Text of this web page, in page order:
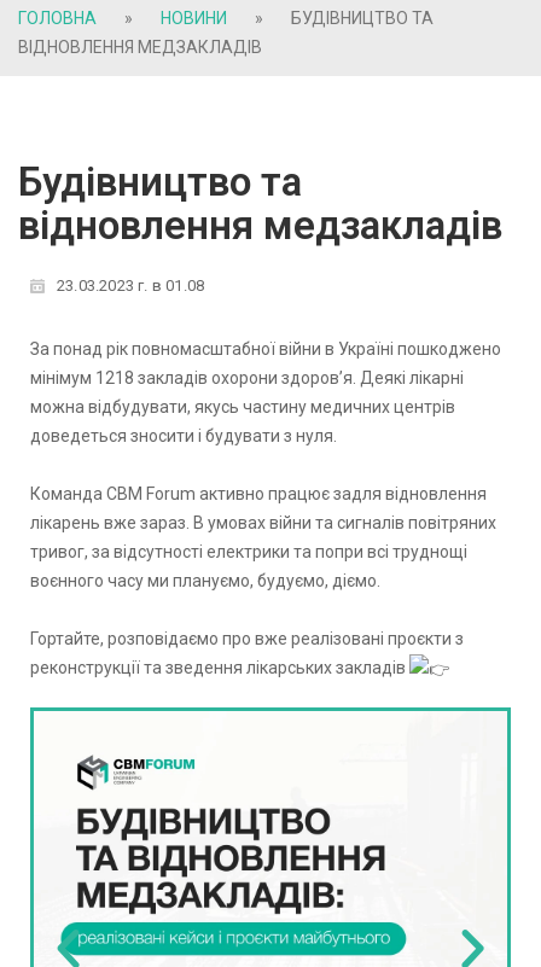
ГОЛОВНА
» НОВИНИ »
БУДІВНИЦТВО ТА
ВІДНОВЛЕННЯ МЕДЗАКЛАДІВ
Будівництво та
відновлення медзакладів
23.03.2023 г. в 01.08
За понад рік повномасштабної війни в Україні пошкоджено
мінімум 1218 закладів охорони здоров’я. Деякі лікарні
можна відбудувати, якусь частину медичних центрів
доведеться зносити і будувати з нуля.
Команда CBM Forum активно працює задля відновлення
лікарень вже зараз. В умовах війни та сигналів повітряних
тривог, за відсутності електрики та попри всі труднощі
воєнного часу ми плануємо, будуємо, діємо.
Гортайте, розповідаємо про вже реалізовані проєкти з
реконструкції та зведення лікарських закладів